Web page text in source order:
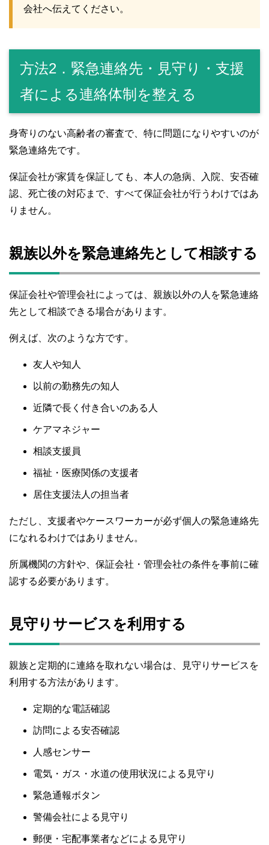
会社へ伝えてください。
方法2．緊急連絡先・見守り・支援
者による連絡体制を整える
身寄りのない高齢者の審査で、特に問題になりやすいのが
緊急連絡先です。
保証会社が家賃を保証しても、本人の急病、入院、安否確
認、死亡後の対応まで、すべて保証会社が行うわけではあ
りません。
親族以外を緊急連絡先として相談する
保証会社や管理会社によっては、親族以外の人を緊急連絡
先として相談できる場合があります。
例えば、次のような方です。
友人や知人
以前の勤務先の知人
近隣で長く付き合いのある人
ケアマネジャー
相談支援員
福祉・医療関係の支援者
居住支援法人の担当者
ただし、支援者やケースワーカーが必ず個人の緊急連絡先
になれるわけではありません。
所属機関の方針や、保証会社・管理会社の条件を事前に確
認する必要があります。
見守りサービスを利用する
親族と定期的に連絡を取れない場合は、見守りサービスを
利用する方法があります。
定期的な電話確認
訪問による安否確認
人感センサー
電気・ガス・水道の使用状況による見守り
緊急通報ボタン
警備会社による見守り
郵便・宅配事業者などによる見守り